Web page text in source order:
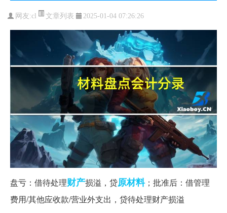
网友:cl 文章列表 2025-01-04 07:26:26
盘亏：借待处理财产损溢，贷原材料；批准后：借管理
费用/其他应收款/营业外支出，贷待处理财产损溢